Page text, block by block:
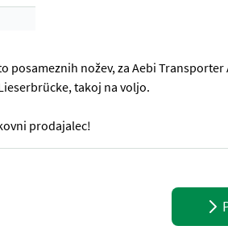
nožev, za Aebi Transporter
takoj na voljo.
prodajalec!
posameznih nožev, za Aebi